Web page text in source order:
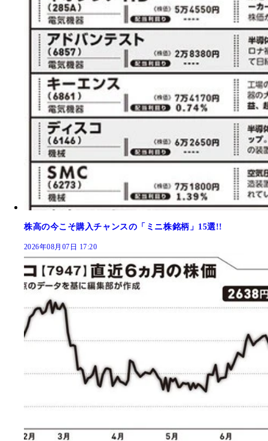
株高の今こそ購入チャンスの「ミニ株銘柄」15選!!
2026年08月07日 17:20